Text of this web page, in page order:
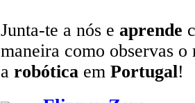
Junta-te a nós e aprende
maneira como observas
a robótica em Portugal!